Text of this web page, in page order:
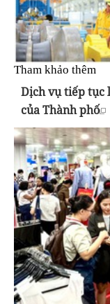
Tham khảo thêm
Dịch vụ tiếp tục
của Thành phố